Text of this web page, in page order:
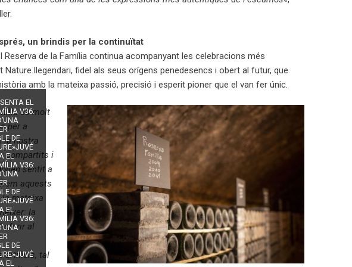
un brindis per la continuïtat
Reserva de la Família continua acompanyant les celebracions més
Nature llegendari, fidel als seus orígens penedesencs i obert al futur, que
amb la mateixa passió, precisió i esperit pioner que el van fer únic.
és molt
per a
la nostra
compartits i
sentit a
aquests
mateixa
la
oferir al
artificis, tal
EL
V36:
DE
EL
V36:
DE
EL
V36:
DE
EL